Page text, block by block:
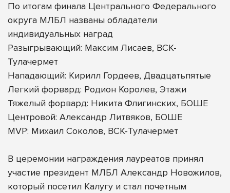
По итогам финала Центрального Федерального
округа МЛБЛ названы обладатели
индивидуальных наград
Разыгрывающий: Максим Лисаев, ВСК-
Тулачермет
Нападающий: Кирилл Гордеев, Двадцатьпятые
Легкий форвард: Родион Королев, Этажи
Тяжелый форвард: Никита Флигинских, БОШЕ
Центровой: Александр Литвяков, БОШЕ
MVP: Михаил Соколов, ВСК-Тулачермет
В церемонии награждения лауреатов принял
участие президент МЛБЛ Александр Новожилов,
который посетил Калугу и стал почетным